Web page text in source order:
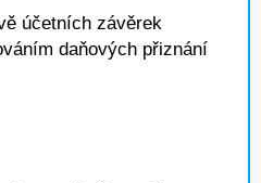
účetních závěrek
daňových přiznání